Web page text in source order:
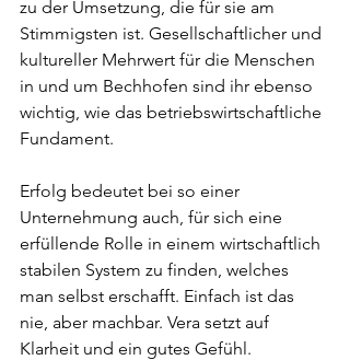
zu der Umsetzung, die für sie am
Stimmigsten ist. Gesellschaftlicher und
kultureller Mehrwert für die Menschen
in und um Bechhofen sind ihr ebenso
wichtig, wie das betriebswirtschaftliche
Fundament.
Erfolg bedeutet bei so einer
Unternehmung auch, für sich eine
erfüllende Rolle in einem wirtschaftlich
stabilen System zu finden, welches
man selbst erschafft. Einfach ist das
nie, aber machbar. Vera setzt auf
Klarheit und ein gutes Gefühl.